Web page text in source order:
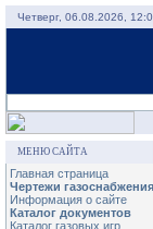
Четверг, 06.08.2026,
МЕНЮ САЙТА
Главная страница
Чертежи газоснабжения
Информация о сайте
Каталог документов
Каталог газовых игр